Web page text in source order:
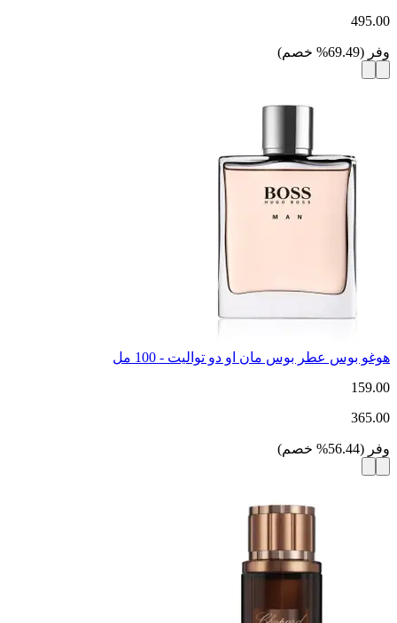
495.00
وفر (
69.49
% خصم)
هوغو بوس عطر بوس مان او دو تواليت - 100 مل
159.00
365.00
وفر (
56.44
% خصم)